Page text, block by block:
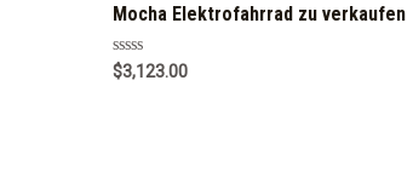
Mocha Elektrofahrrad zu verkaufen
Rated
0
$3,123.00